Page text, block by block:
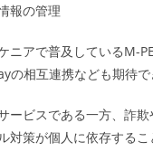
報の管理
ニアで普及しているM-
の相互連携なども期待で
ービスである一方、詐
対策が個人に依存するこ